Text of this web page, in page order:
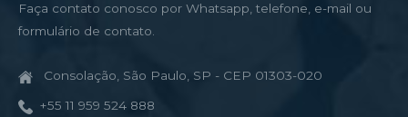
Faça contato conosco por Whatsapp, telefone, e-mail ou
formulário de contato.
Consolação, São Paulo, SP - CEP 01303-020
+55 11 959 524 888